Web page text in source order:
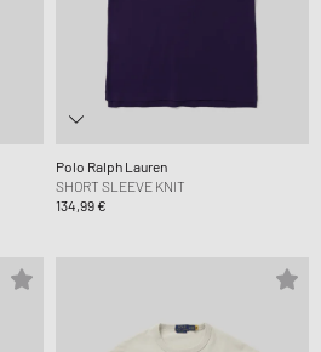
Polo Ralph Lauren
SHORT SLEEVE KNIT
134,99 €